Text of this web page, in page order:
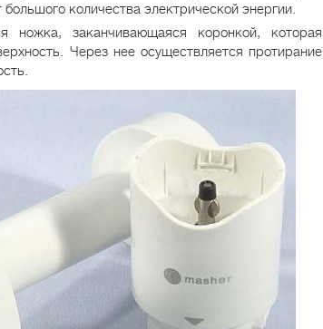
количества электрической энергии.
ножка, заканчивающаяся коронкой, которая
Через нее осуществляется протирание